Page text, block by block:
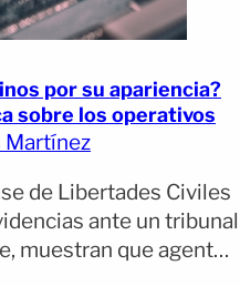
por su apariencia?
sobre los operativos
Martínez
de Libertades Civiles
ante un tribunal
muestran que agentes